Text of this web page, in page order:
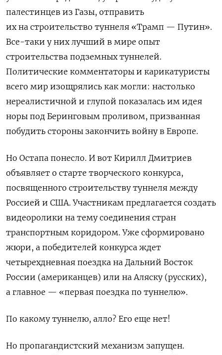
палестинцев из Газы, отправить
их на строительство туннеля «Трамп — Путин».
Все-таки у них лучший в мире опыт
строительства подземных туннелей.
Политические комментаторы и карикатуристы
всего мир изощрялись как могли: настолько
нереалистичной и глупой показалась им идея
норы под Беринговым проливом, призванная
побудить стороны закончить войну в Европе.
Но Остапа понесло. И вот Кирилл Дмитриев
объявляет о старте творческого конкурса,
посвященного строительству туннеля между
Россией и США. Участникам предлагается создать
видеоролики на тему соединения стран
транспортным коридором. Уже сформировано
жюри, а победителей конкурса ждет
четырехдневная поездка на Дальний Восток
России (американцев) или на Аляску (русских),
а главное — «первая поездка по туннелю».
По какому туннелю, алло? Его еще нет!
Но пропагандистский механизм запущен.